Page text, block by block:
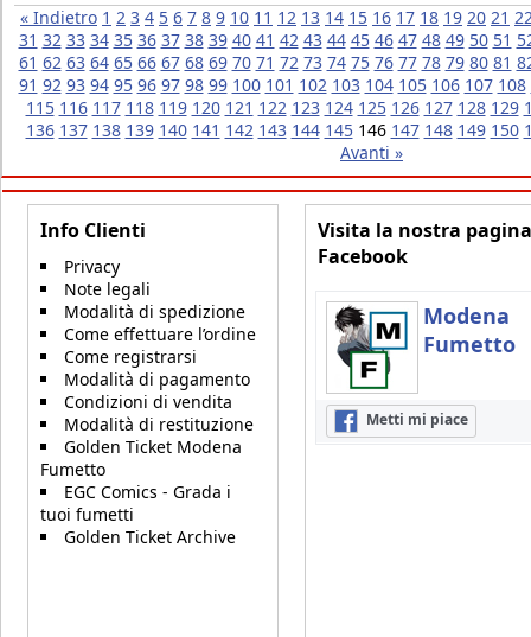
« Indietro 1 2 3 4 5 6 7 8 9 10 11 12 13 14 15 16 17 18 19 20 21
31 32 33 34 35 36 37 38 39 40 41 42 43 44 45 46 47 48 49 50 51
61 62 63 64 65 66 67 68 69 70 71 72 73 74 75 76 77 78 79 80 81
91 92 93 94 95 96 97 98 99 100 101 102 103 104 105 106 107 108
115 116 117 118 119 120 121 122 123 124 125 126 127 128 129
136 137 138 139 140 141 142 143 144 145 146 147 148 149 150
Avanti »
Info Clienti
Privacy
Note legali
Modalità di spedizione
Come effettuare l’ordine
Come registrarsi
Modalità di pagamento
Condizioni di vendita
Modalità di restituzione
Golden Ticket Modena
Fumetto
EGC Comics - Grada i
tuoi fumetti
Golden Ticket Archive
Visita la nostra pagina
Facebook
Modena
Fumetto
Metti mi piace